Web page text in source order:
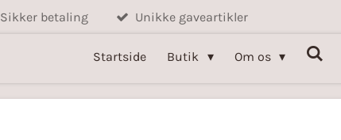
Sikker betaling Unikke gaveartikler
Startside Butik Om os